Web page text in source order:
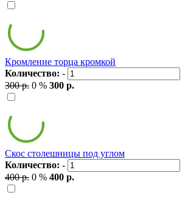
Кромление торца кромкой
Количество: -
300 р. 0 % 300 р.
Скос столешницы под углом
Количество: -
400 р. 0 % 400 р.